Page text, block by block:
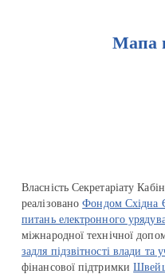
Мапа
Власність Секретаріату
реалізованоФондом Східна
питань електронного
міжнародної технічної
задля підзвітності влади та
фінансової підтримки